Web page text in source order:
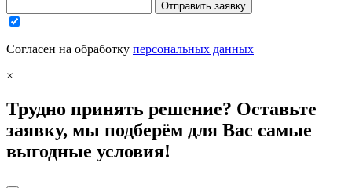
Отправить заявку
Согласен на обработку персональных данных
×
Трудно принять решение? Оставьте
заявку, мы подберём для Вас самые
выгодные условия!